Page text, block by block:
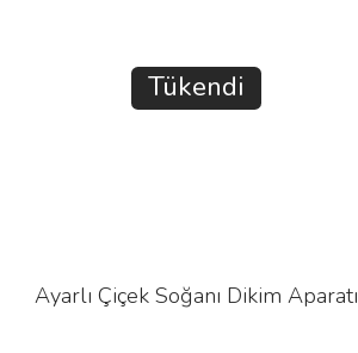
Tükendi
Ayarlı Çiçek Soğanı Dikim Aparatı